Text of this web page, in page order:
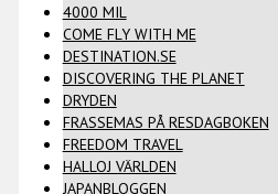
4000 MIL
COME FLY WITH ME
DESTINATION.SE
DISCOVERING THE PLANET
DRYDEN
FRASSEMAS PÅ RESDAGBOKEN
FREEDOM TRAVEL
HALLOJ VÄRLDEN
JAPANBLOGGEN